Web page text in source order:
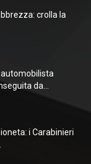
crolla la
automobilista
da...
i Carabinieri